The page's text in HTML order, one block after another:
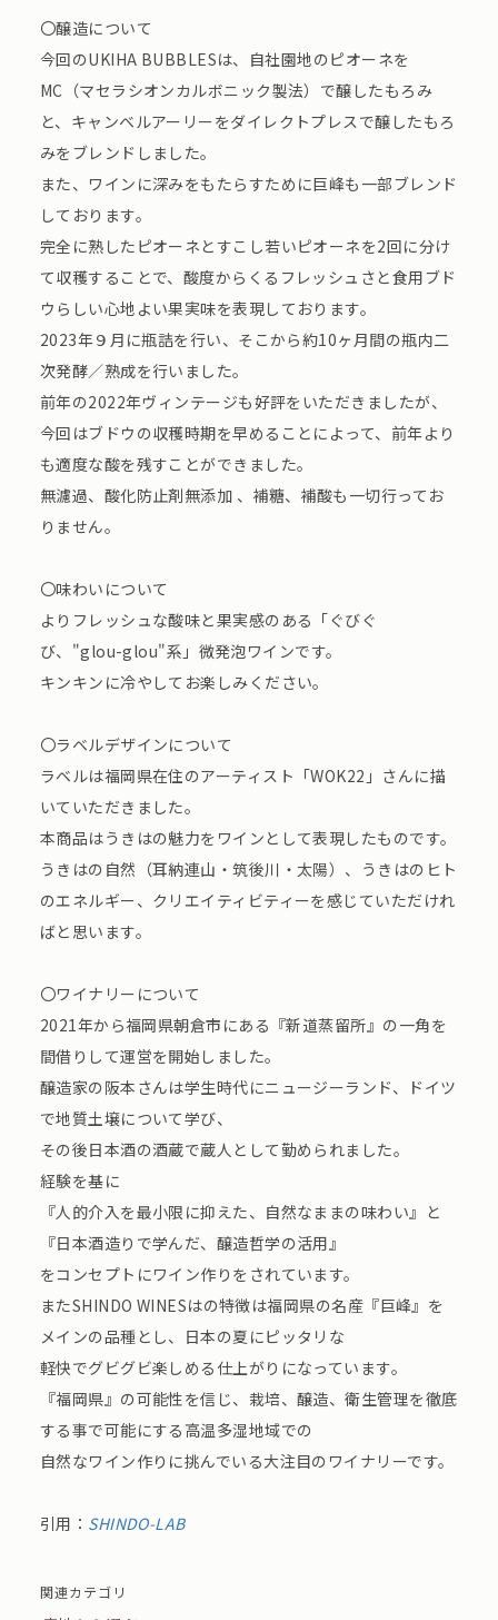
〇醸造について
今回のUKIHA BUBBLESは、自社園地のピオーネを
MC（マセラシオンカルボニック製法）で醸したもろみ
と、キャンベルアーリーをダイレクトプレスで醸したもろ
みをブレンドしました。
また、ワインに深みをもたらすために巨峰も一部ブレンド
しております。
完全に熟したピオーネとすこし若いピオーネを2回に分け
て収穫することで、酸度からくるフレッシュさと食用ブド
ウらしい心地よい果実味を表現しております。
2023年９月に瓶詰を行い、そこから約10ヶ月間の瓶内二
次発酵／熟成を行いました。
前年の2022年ヴィンテージも好評をいただきましたが、
今回はブドウの収穫時期を早めることによって、前年より
も適度な酸を残すことができました。
無濾過、酸化防止剤無添加 、補糖、補酸も一切行ってお
りません。
〇味わいについて
よりフレッシュな酸味と果実感のある「ぐびぐ
び、"glou-glou"系」微発泡ワインです。
キンキンに冷やしてお楽しみください。
〇ラベルデザインについて
ラベルは福岡県在住のアーティスト「WOK22」さんに描
いていただきました。
本商品はうきはの魅力をワインとして表現したものです。
うきはの自然（耳納連山・筑後川・太陽）、うきはのヒト
のエネルギー、クリエイティビティーを感じていただけれ
ばと思います。
〇ワイナリーについて
2021年から福岡県朝倉市にある『新道蒸留所』の一角を
間借りして運営を開始しました。
醸造家の阪本さんは学生時代にニュージーランド、ドイツ
で地質土壌について学び、
その後日本酒の酒蔵で蔵人として勤められました。
経験を基に
『人的介入を最小限に抑えた、自然なままの味わい』と
『日本酒造りで学んだ、醸造哲学の活用』
をコンセプトにワイン作りをされています。
またSHINDO WINESはの特徴は福岡県の名産『巨峰』を
メインの品種とし、日本の夏にピッタリな
軽快でグビグビ楽しめる仕上がりになっています。
『福岡県』の可能性を信じ、栽培、醸造、衛生管理を徹底
する事で可能にする高温多湿地域での
自然なワイン作りに挑んでいる大注目のワイナリーです。
引用： SHINDO-LAB
関連カテゴリ